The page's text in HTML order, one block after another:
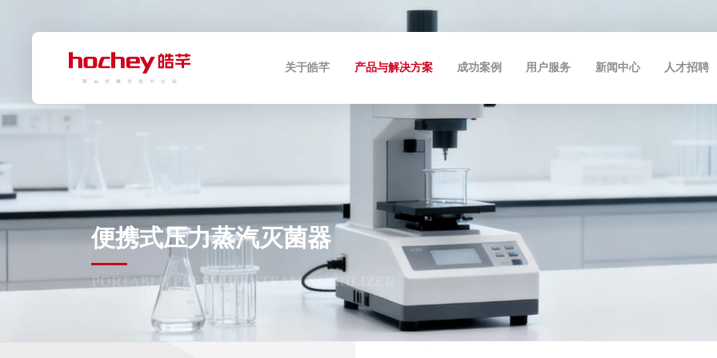
关于皓芊 产品与解决方案 成功案例 用户服务 新闻中心 人才招聘
便携式压力蒸汽灭菌器
PORTABLE PRESSURE STEAM STERILIZER